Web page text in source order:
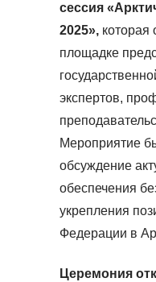
сессия
2025», которая
площадке
экспертов,
Мероприятие
обсуждение
обеспечения
укрепления
Федерации в
Церемония